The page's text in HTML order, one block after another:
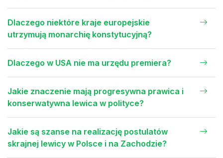
Dlaczego niektóre kraje europejskie
utrzymują monarchię konstytucyjną?
Dlaczego w USA nie ma urzędu premiera?
Jakie znaczenie mają progresywna prawica i
konserwatywna lewica w polityce?
Jakie są szanse na realizację postulatów
skrajnej lewicy w Polsce i na Zachodzie?